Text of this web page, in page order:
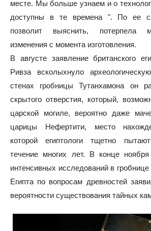
месте. Мы больше узнаем и о
доступны в те времена ". По ее
позволит выяснить, потерпела
изменения с момента изготовления.
В августе заявление британского
Ривза всколыхнуло
стенах гробницы Тутанхамона он
скрытого отверстия, который,
царской могиле, вероятно даже
царицы Нефертити, место
которой египтологи тщетно
течение многих лет. В конце
интенсивных исследований в
Египта по вопросам древностей
вероятности существования тайных